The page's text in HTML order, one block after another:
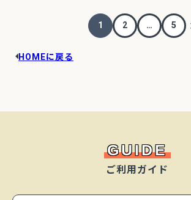
1 2 … 5
HOMEに戻る
GUIDE
ご利用ガイド